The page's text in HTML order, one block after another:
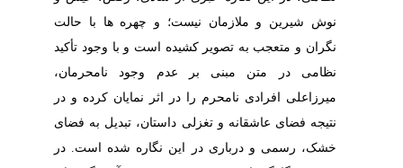
نوش شیرین و ملازمان نیست؛ و چهره ها با حالت
نگران و متعجب به تصویر کشیده است و با وجود تأکید
نظامی در متن مبنی بر عدم وجود نامحرمان،
میرزاعلی افرادی نامحرم را در اثر نمایان کرده و در
نتیجه فضای عاشقانه و تغزلی داستان، تبدیل به فضای
خشک، رسمی و درباری در این نگاره شده است. در